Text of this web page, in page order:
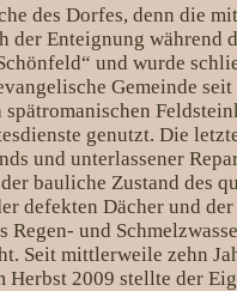
des Dorfes, denn die
der Enteignung während
und wurde
Gemeinde
spätromanischen
genutzt. Die
und unterlassener
bauliche Zustand des
defekten Dächer und
Regen- und
Seit mittlerweile zehn
Herbst 2009 stellte der